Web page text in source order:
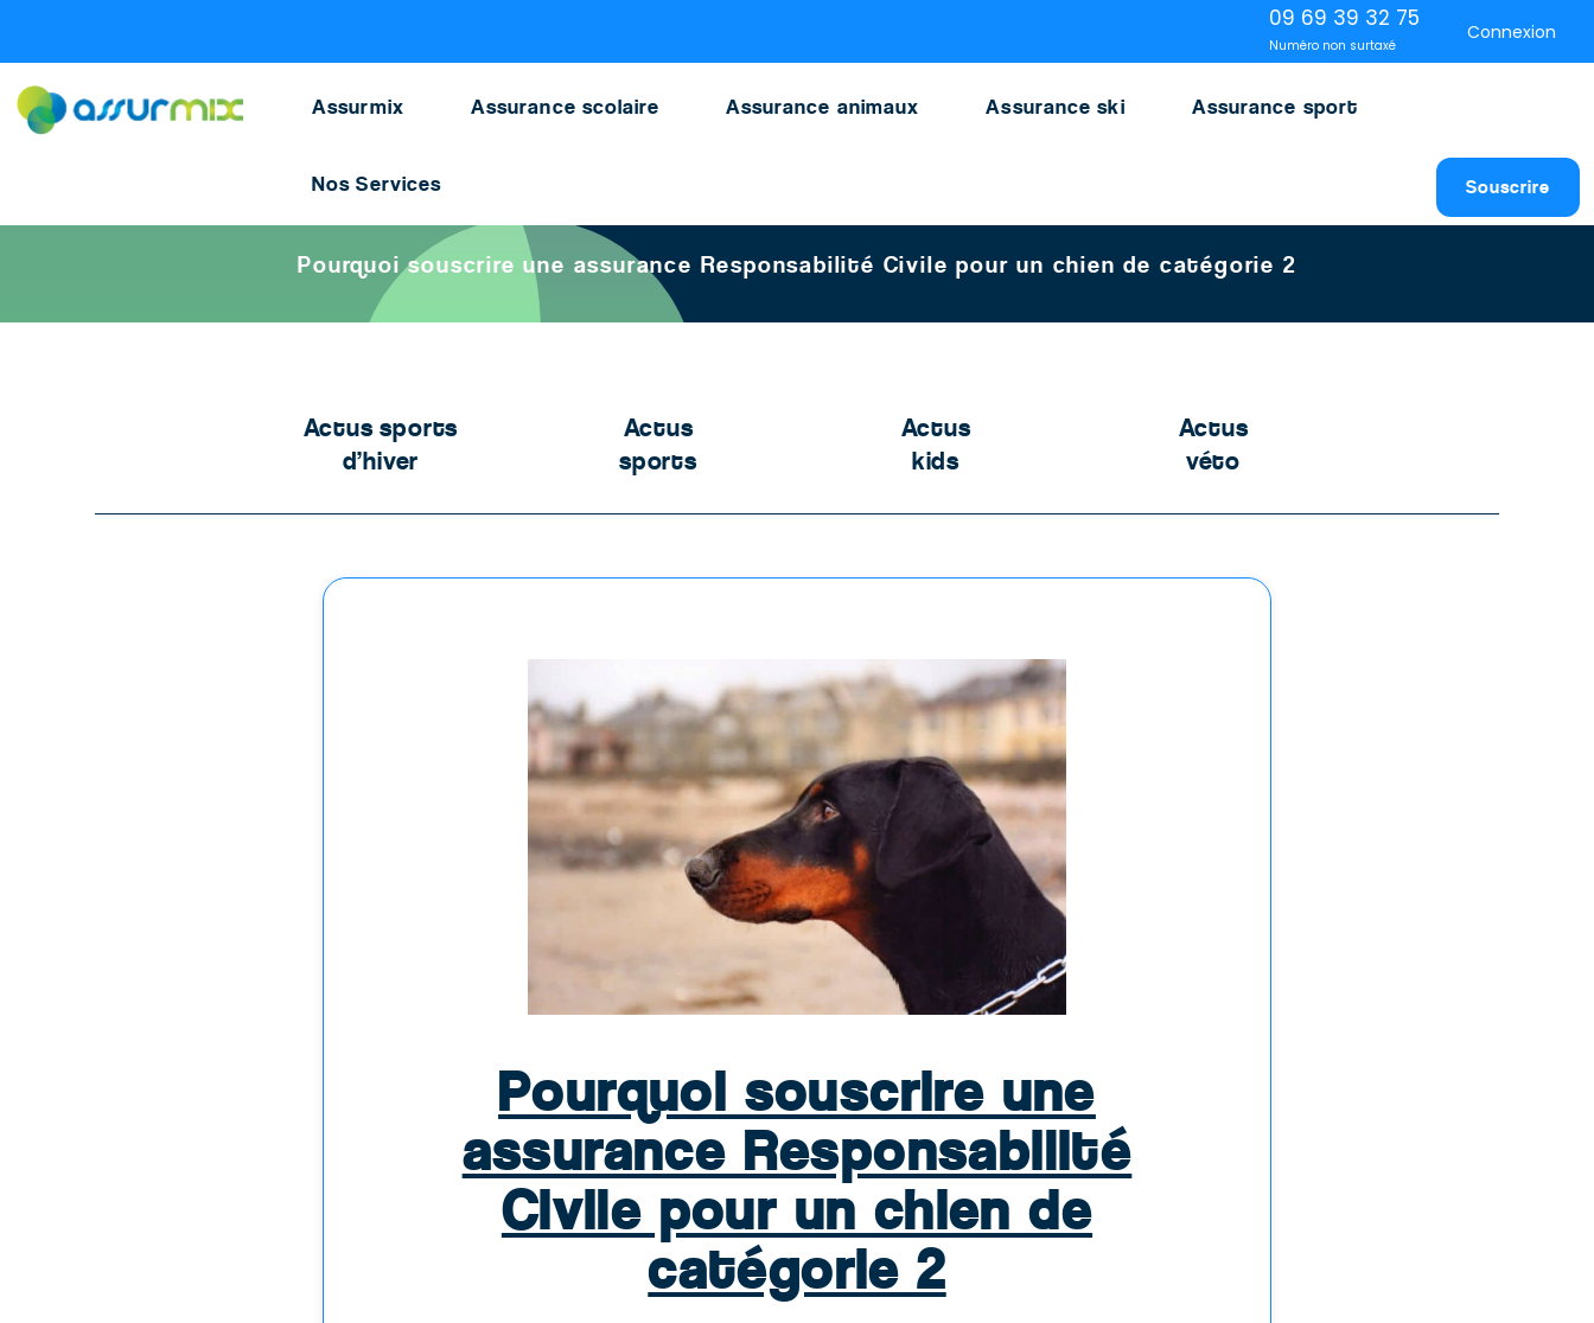
Connexion
09 69 39 32 75
Numéro non surtaxé
Assurmix Assurance scolaire Assurance animaux Assurance ski Assurance sport
Nos Services Souscrire
Pourquoi souscrire une assurance Responsabilité Civile pour un chien de catégorie 2
Actus sports
d’hiver
Actus
sports
Actus
kids
Actus
véto
Pourquoi souscrire une
assurance Responsabilité
Civile pour un chien de
catégorie 2